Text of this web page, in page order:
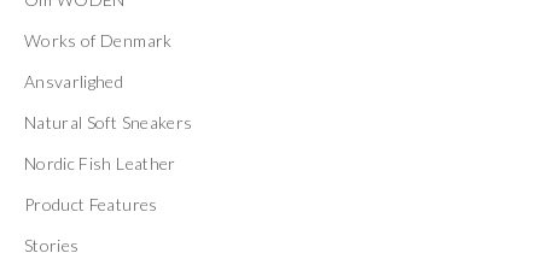
Works of Denmark
Ansvarlighed
Natural Soft Sneakers
Nordic Fish Leather
Product Features
Stories